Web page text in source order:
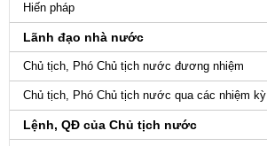
Hiến pháp
Lãnh đạo nhà nước
Chủ tịch, Phó Chủ tịch nước đương nhiệm
Chủ tịch, Phó Chủ tịch nước qua các nhiệm kỳ
Lệnh, QĐ của Chủ tịch nước